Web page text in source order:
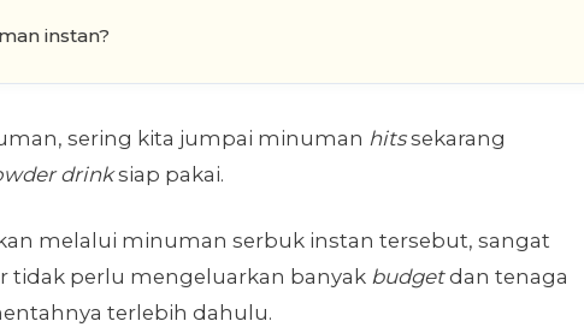
instan?
sering kita jumpai minuman hitssekarang
drinksiap pakai.
melalui minuman serbuk instan tersebut, sangat
tidak perlu mengeluarkan banyak budgetdan tenaga
terlebih dahulu.